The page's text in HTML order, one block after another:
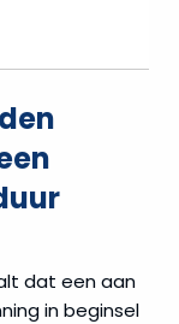
dat een aan
in beginsel